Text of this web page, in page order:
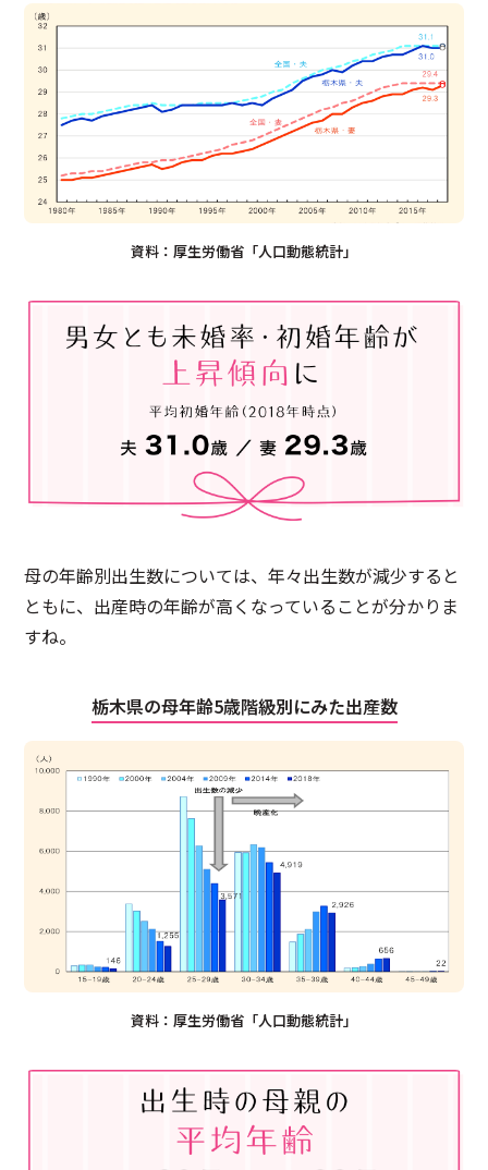
資料：厚生労働省「人口動態統計」
母の年齢別出生数については、年々出生数が減少すると
ともに、出産時の年齢が高くなっていることが分かりま
すね。
栃木県の母年齢5歳階級別にみた出産数
資料：厚生労働省「人口動態統計」